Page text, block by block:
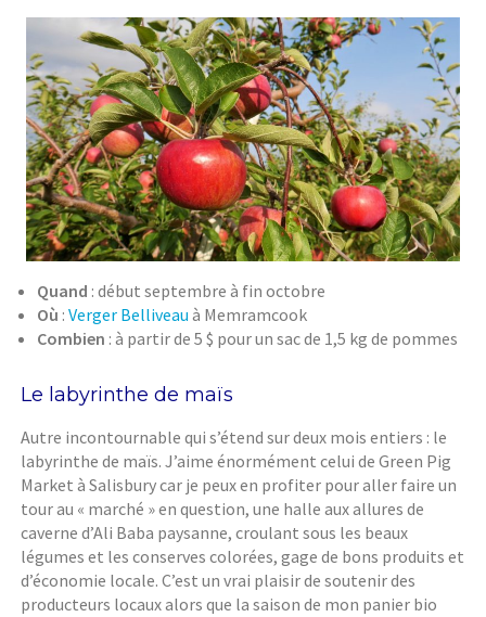
Quand : début septembre à fin octobre
Où :Verger Belliveau à Memramcook
Combien : à partir de 5 $ pour un sac de 1,5 kg de pommes
Le labyrinthe de maïs
Autre incontournable qui s’étend sur deux mois entiers : le
labyrinthe de maïs. J’aime énormément celui de Green Pig
Market à Salisbury car je peux en profiter pour aller faire un
tour au « marché » en question, une halle aux allures de
caverne d’Ali Baba paysanne, croulant sous les beaux
légumes et les conserves colorées, gage de bons produits et
d’économie locale. C’est un vrai plaisir de soutenir des
producteurs locaux alors que la saison de mon panier bio